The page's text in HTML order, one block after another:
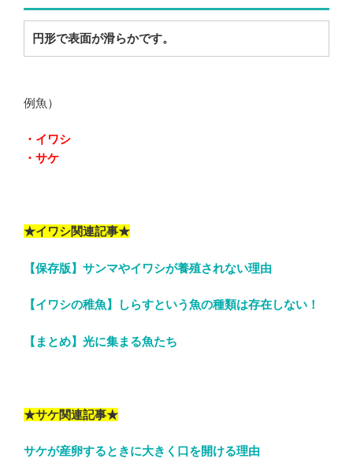
円形で表面が滑らかです。
例魚）
・イワシ
・サケ
★イワシ関連記事★
【保存版】サンマやイワシが養殖されない理由
【イワシの稚魚】しらすという魚の種類は存在しない！
【まとめ】光に集まる魚たち
★サケ関連記事★
サケが産卵するときに大きく口を開ける理由